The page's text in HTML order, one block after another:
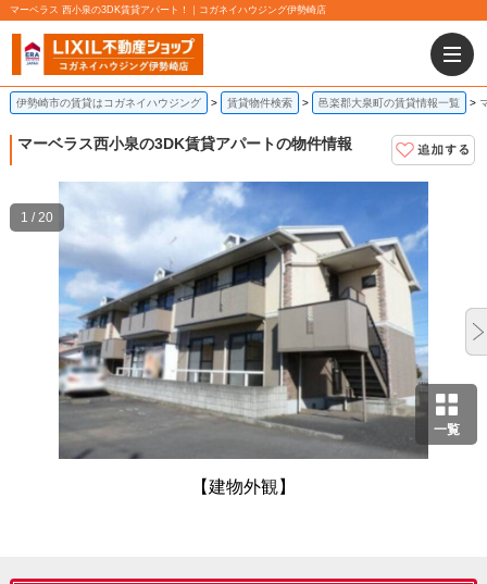
マーベラス 西小泉の3DK賃貸アパート！｜コガネイハウジング伊勢崎店
伊勢崎市の賃貸はコガネイハウジング 賃貸物件検索 邑楽郡大泉町の賃貸情報一覧
マーベラス西小泉の3DK賃貸アパートの物件情報
一覧
【建物外観】
1 / 20